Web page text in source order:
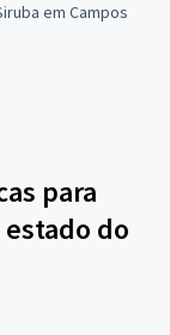
em Campos
para
do